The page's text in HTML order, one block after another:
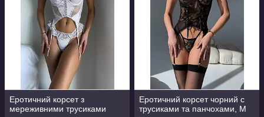
Еротичний корсет з
мереживними трусиками
Еротичний корсет чорний с
трусиками та панчохами, М